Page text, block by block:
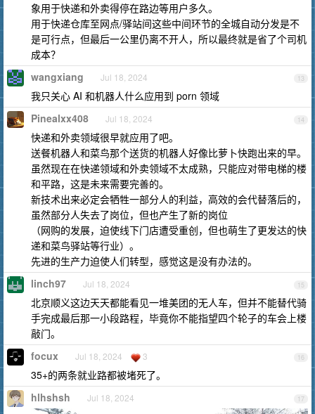
象用于快递和外卖得停在路边等用户多久。
用于快递仓库至网点/驿站间这些中间环节的全城自动分发是不
是可行点，但最后一公里仍离不开人，所以最终就是省了个司机
成本？
13
wangxiang Jul 18, 2024
我只关心 AI 和机器人什么应用到 porn 领域
14
Pinealxx408 Jul 18, 2024
快递和外卖领域很早就应用了吧。
送餐机器人和菜鸟那个送货的机器人好像比萝卜快跑出来的早。
虽然现在在快递领域和外卖领域不太成熟，只能应对带电梯的楼
和平路，这是未来需要完善的。
新技术出来必定会牺牲一部分人的利益，高效的会代替落后的，
虽然部分人失去了岗位，但也产生了新的岗位
（网购的发展，迫使线下门店遭受重创，但也萌生了更发达的快
递和菜鸟驿站等行业）。
先进的生产力迫使人们转型，感觉这是没有办法的。
15
linch97 Jul 18, 2024
北京顺义这边天天都能看见一堆美团的无人车，但并不能替代骑
手完成最后那一小段路程，毕竟你不能指望四个轮子的车会上楼
敲门。
16
focux Jul 18, 2024 3
35+的两条就业路都被堵死了。
17
hlhshsh Jul 18, 2024